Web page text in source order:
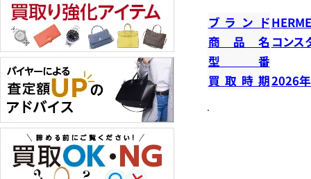
ブランド
商品名 コンス
型番
買取時期2026